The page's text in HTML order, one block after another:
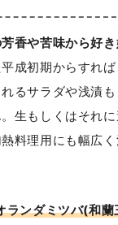
香や苦味から好
成初期からすれば
るサラダや浅漬も
生もしくはそれに
料理用にも幅広
ランダミツバ(和蘭